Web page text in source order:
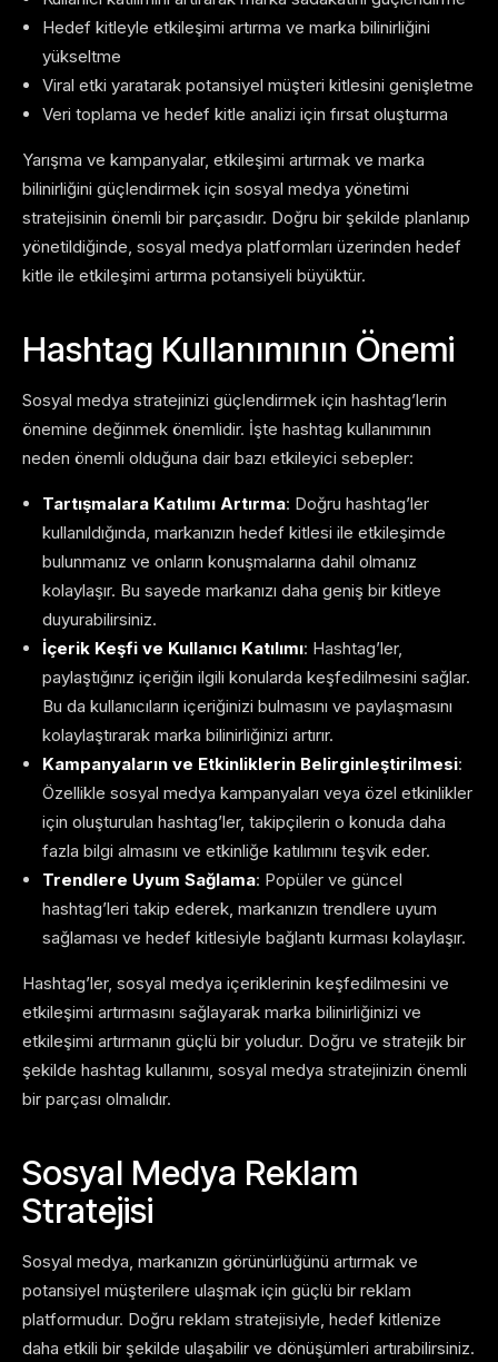
Hedef kitleyle etkileşimi artırma ve marka bilinirliğini
yükseltme
Viral etki yaratarak potansiyel müşteri kitlesini genişletme
Veri toplama ve hedef kitle analizi için fırsat oluşturma
Yarışma ve kampanyalar, etkileşimi artırmak ve marka
bilinirliğini güçlendirmek için sosyal medya yönetimi
stratejisinin önemli bir parçasıdır. Doğru bir şekilde planlanıp
yönetildiğinde, sosyal medya platformları üzerinden hedef
kitle ile etkileşimi artırma potansiyeli büyüktür.
Hashtag Kullanımının Önemi
Sosyal medya stratejinizi güçlendirmek için hashtag’lerin
önemine değinmek önemlidir. İşte hashtag kullanımının
neden önemli olduğuna dair bazı etkileyici sebepler:
Tartışmalara Katılımı Artırma: Doğru hashtag’ler
kullanıldığında, markanızın hedef kitlesi ile etkileşimde
bulunmanız ve onların konuşmalarına dahil olmanız
kolaylaşır. Bu sayede markanızı daha geniş bir kitleye
duyurabilirsiniz.
İçerik Keşfi ve Kullanıcı Katılımı: Hashtag’ler,
paylaştığınız içeriğin ilgili konularda keşfedilmesini sağlar.
Bu da kullanıcıların içeriğinizi bulmasını ve paylaşmasını
kolaylaştırarak marka bilinirliğinizi artırır.
Kampanyaların ve Etkinliklerin Belirginleştirilmesi:
Özellikle sosyal medya kampanyaları veya özel etkinlikler
için oluşturulan hashtag’ler, takipçilerin o konuda daha
fazla bilgi almasını ve etkinliğe katılımını teşvik eder.
Trendlere Uyum Sağlama: Popüler ve güncel
hashtag’leri takip ederek, markanızın trendlere uyum
sağlaması ve hedef kitlesiyle bağlantı kurması kolaylaşır.
Hashtag’ler, sosyal medya içeriklerinin keşfedilmesini ve
etkileşimi artırmasını sağlayarak marka bilinirliğinizi ve
etkileşimi artırmanın güçlü bir yoludur. Doğru ve stratejik bir
şekilde hashtag kullanımı, sosyal medya stratejinizin önemli
bir parçası olmalıdır.
Sosyal Medya Reklam
Stratejisi
Sosyal medya, markanızın görünürlüğünü artırmak ve
potansiyel müşterilere ulaşmak için güçlü bir reklam
platformudur. Doğru reklam stratejisiyle, hedef kitlenize
daha etkili bir şekilde ulaşabilir ve dönüşümleri artırabilirsiniz.